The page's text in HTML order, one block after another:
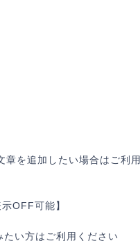
章を追加したい場合はご利用
OFF可能】
い方はご利用ください